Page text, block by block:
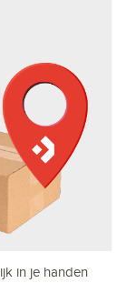
in je handen